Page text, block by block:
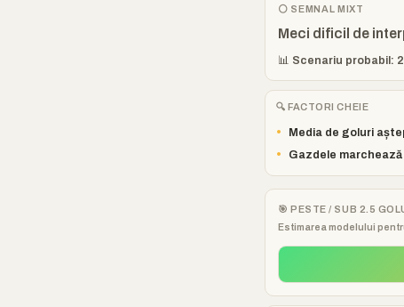
⚪ SEMNAL MIXT
Meci dificil de
📊 Scenariu probabil:
🔍 FACTORI CHEIE
•
Media de goluri
•
Gazdele
🎯 PESTE / SUB 2.5
Estimarea modelului